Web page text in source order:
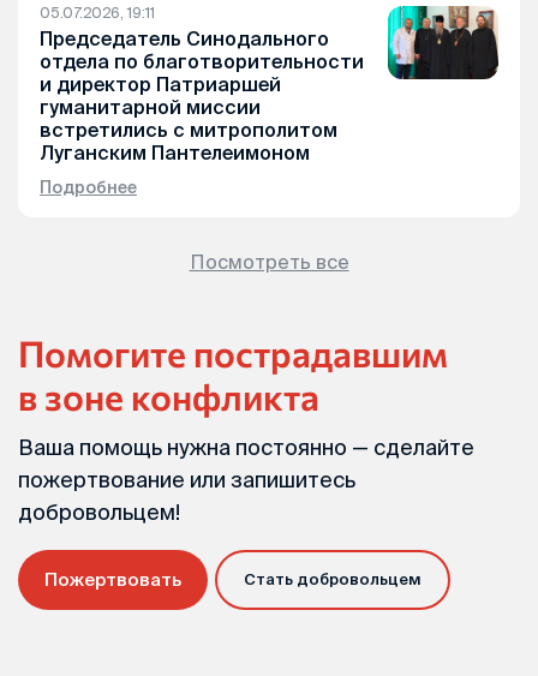
05.07.2026, 19:11
Председатель Синодального
отдела по благотворительности
и директор Патриаршей
гуманитарной миссии
встретились с митрополитом
Луганским Пантелеимоном
Подробнее
Посмотреть все
Помогите пострадавшим
в зоне конфликта
Ваша помощь нужна постоянно — сделайте
пожертвование или запишитесь
добровольцем!
Пожертвовать Стать добровольцем